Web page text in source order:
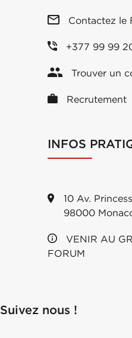
Contactez le
+377 99 99
Trouver un
Recrutement
INFOS
10 Av.
98000
VENIR AU
FORUM
Suivez nous !